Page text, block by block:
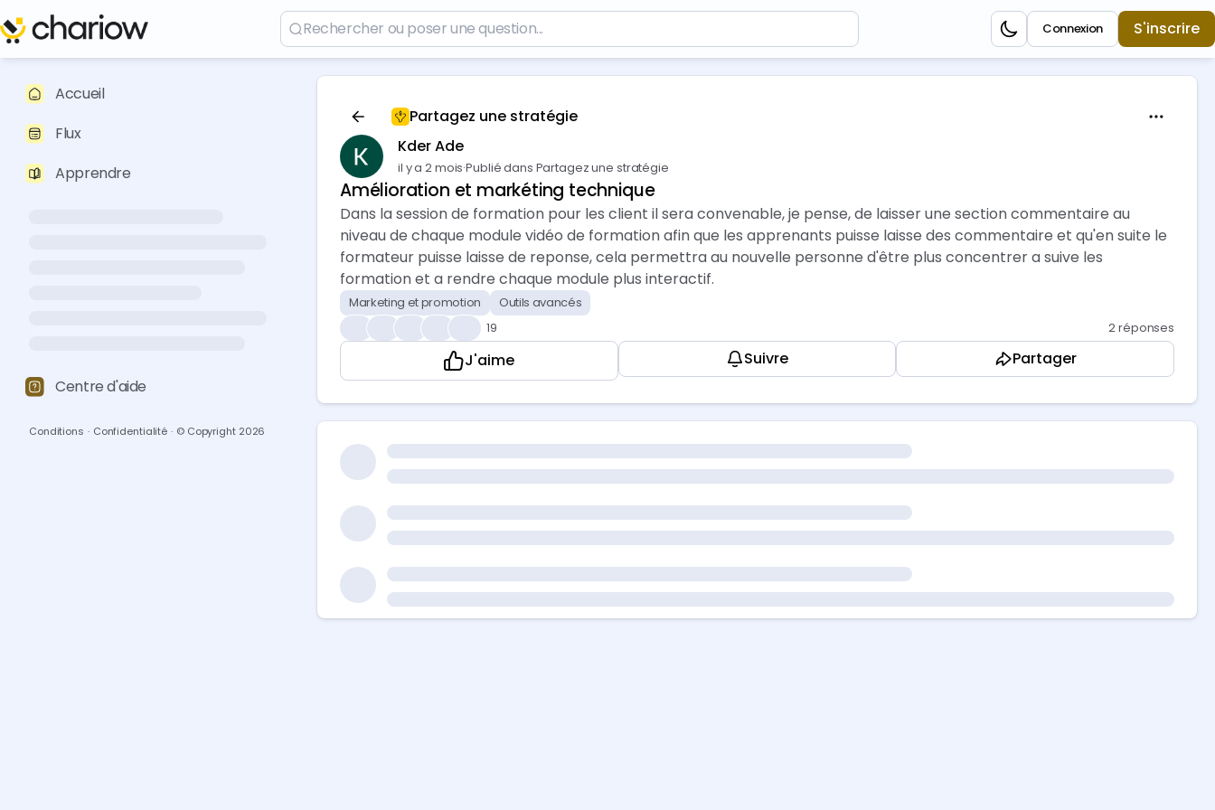
S'inscrire
Connexion
Accueil
Flux
Apprendre
Centre d'aide
Conditions · Confidentialité · © Copyright 2026
Partagez une stratégie
Kder Ade
il y a 2 mois·Publié dans Partagez une stratégie
Amélioration et markéting technique
Dans la session de formation pour les client il sera convenable, je pense, de laisser une section commentaire au
niveau de chaque module vidéo de formation afin que les apprenants puisse laisse des commentaire et qu'en suite le
formateur puisse laisse de reponse, cela permettra au nouvelle personne d'être plus concentrer a suive les
formation et a rendre chaque module plus interactif.
Marketing et promotion
Outils avancés
19 2 réponses
J'aime Suivre Partager